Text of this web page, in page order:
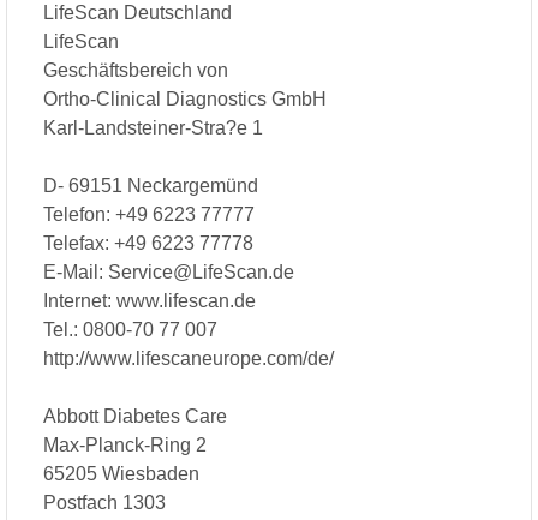
LifeScan Deutschland
LifeScan
Geschäftsbereich von
Ortho-Clinical Diagnostics GmbH
Karl-Landsteiner-Stra?e 1
D- 69151 Neckargemünd
Telefon: +49 6223 77777
Telefax: +49 6223 77778
E-Mail: Service@LifeScan.de
Internet: www.lifescan.de
Tel.: 0800-70 77 007
http://www.lifescaneurope.com/de/
Abbott Diabetes Care
Max-Planck-Ring 2
65205 Wiesbaden
Postfach 1303